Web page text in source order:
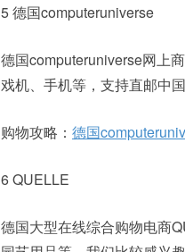
5 德国computeruniverse
德国computeruniverse网上
戏机、手机等，支持直邮中
购物攻略： 德国
6 QUELLE
德国大型在线综合购物电商